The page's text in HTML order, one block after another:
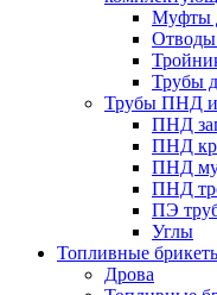
Муфты
Отводы
Трубы
Трубы ПНД и
ПНД
ПНД
ПНД
ПНД
ПЭ
Углы
Топливные
Дрова